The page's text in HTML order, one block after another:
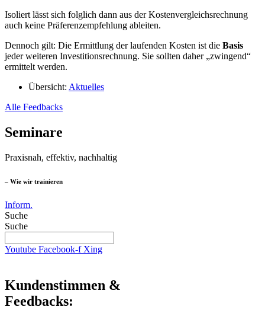
Isoliert lässt sich folglich dann aus der Kostenvergleichsrechnung
auch keine Präferenzempfehlung ableiten.
Dennoch gilt: Die Ermittlung der laufenden Kosten ist die Basis
jeder weiteren Investitionsrechnung. Sie sollten daher „zwingend“
ermittelt werden.
Übersicht: Aktuelles
Alle Feedbacks
Seminare
Praxisnah, effektiv, nachhaltig
– Wie wir trainieren
Inform.
Suche
Suche
Youtube Facebook-f Xing
Kundenstimmen &
Feedbacks: